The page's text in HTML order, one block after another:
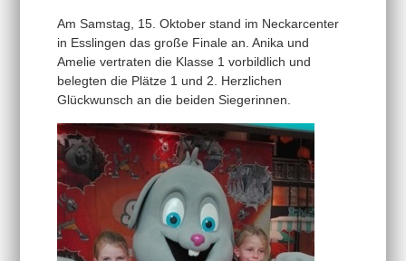
Am Samstag, 15. Oktober stand im Neckarcenter
in Esslingen das große Finale an. Anika und
Amelie vertraten die Klasse 1 vorbildlich und
belegten die Plätze 1 und 2. Herzlichen
Glückwunsch an die beiden Siegerinnen.